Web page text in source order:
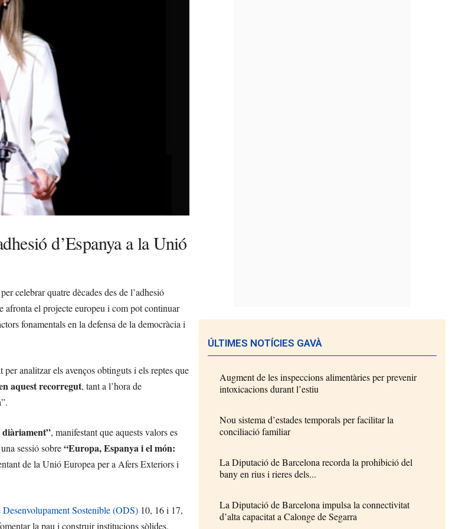
d’Espanya a la Unió
per celebrar quatre dècades des de l’adhesió
afronta el projecte europeu i com pot continuar
fonamentals en la defensa de la democràcia i
analitzar els avenços obtinguts i els reptes que
aquest recorregut, tant a l’hora de
diàriament”, manifestant que aquests valors es
sessió sobre“Europa, Espanya i el món:
de la Unió Europea per a Afers Exteriors i
Sostenible (ODS) 10, 16 i 17,
la pau i construir institucions sòlides.
ÚLTIMES NOTÍCIES GAVÀ
Augment de les inspeccions alimentàries per prevenir
intoxicacions durant l’estiu
Nou sistema d’estades temporals per facilitar la
conciliació familiar
La Diputació de Barcelona recorda la prohibició del
bany en rius i rieres dels...
La Diputació de Barcelona impulsa la connectivitat
d’alta capacitat a Calonge de Segarra